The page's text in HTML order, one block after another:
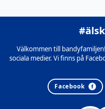
Välkommen till
sociala medier. Vi finns på
Facebook